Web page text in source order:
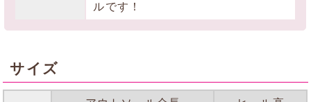
ルです！
サイズ